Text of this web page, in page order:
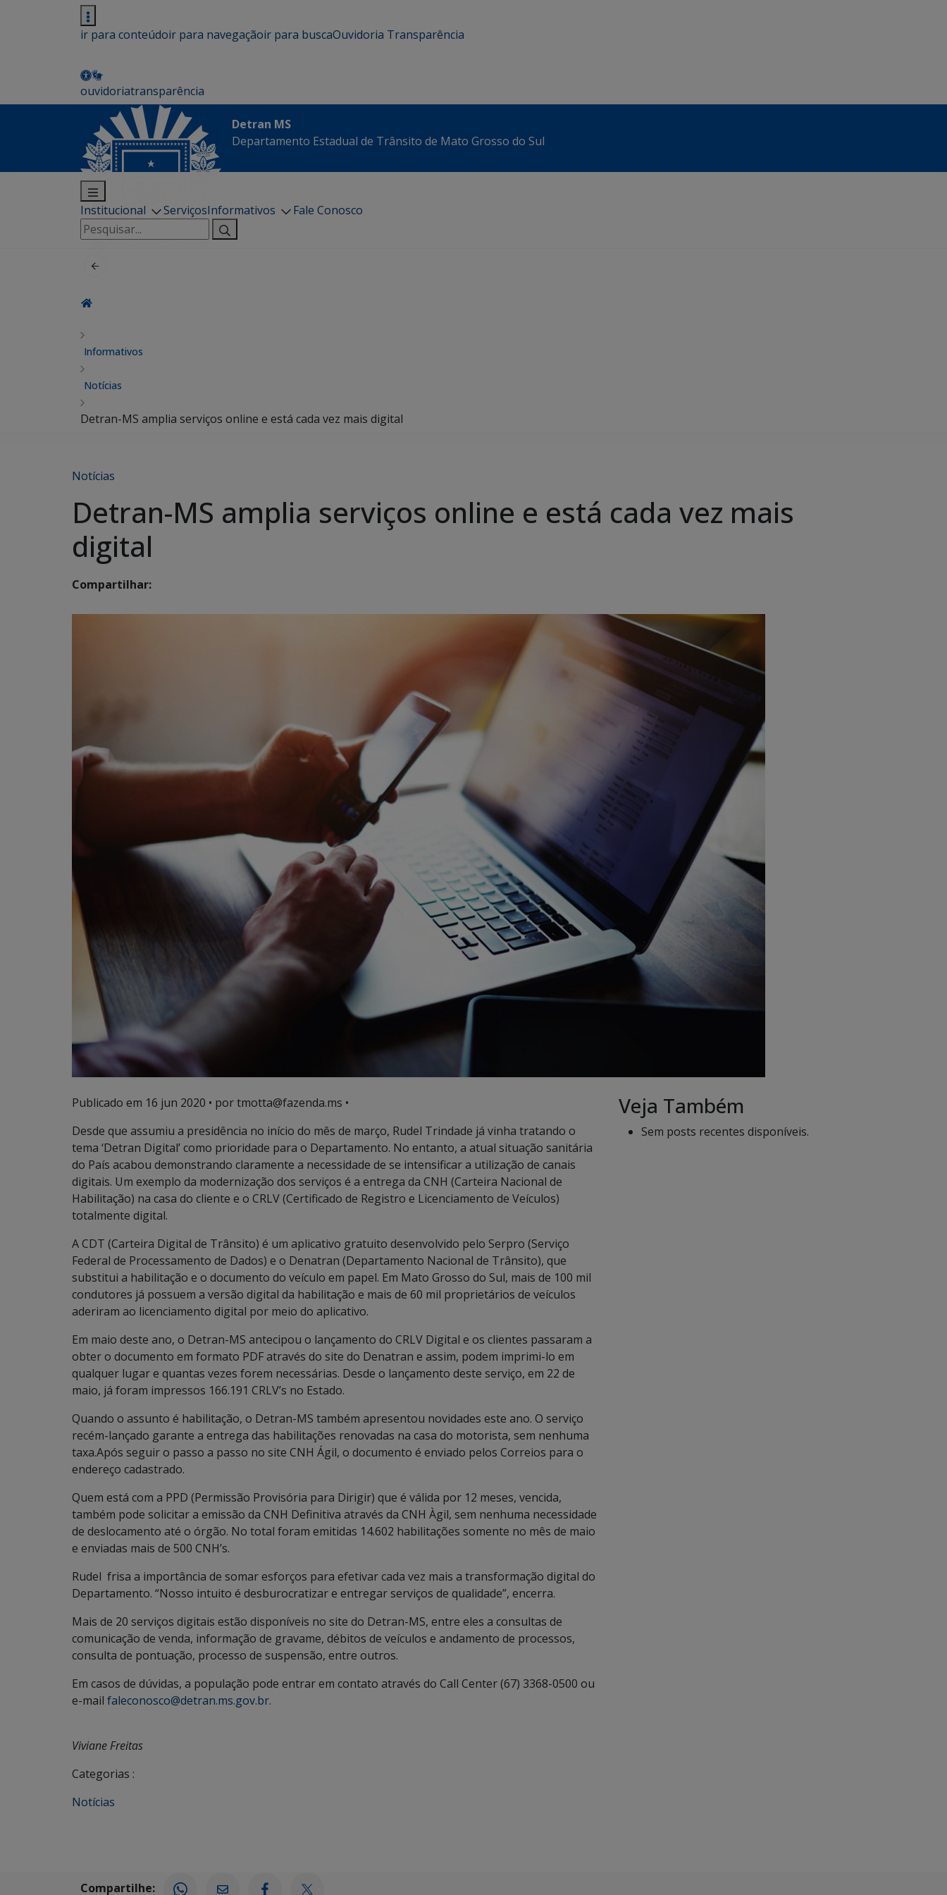
ir para conteúdoir para navegaçãoir para buscaOuvidoria Transparência
ouvidoriatransparência
Detran MS
Departamento Estadual de Trânsito de Mato Grosso do Sul
Institucional ServiçosInformativos
Fale Conosco
Pesquisar
por:
Informativos
Notícias
Detran-MS amplia serviços online e está cada vez mais digital
Notícias
Detran-MS amplia serviços online e está cada vez mais
digital
Compartilhar:
Publicado em 16 jun 2020 • por tmotta@fazenda.ms •
Desde que assumiu a presidência no início do mês de março, Rudel Trindade já vinha tratando o
tema ‘Detran Digital’ como prioridade para o Departamento. No entanto, a atual situação sanitária
do País acabou demonstrando claramente a necessidade de se intensificar a utilização de canais
digitais. Um exemplo da modernização dos serviços é a entrega da CNH (Carteira Nacional de
Habilitação) na casa do cliente e o CRLV (Certificado de Registro e Licenciamento de Veículos)
totalmente digital.
A CDT (Carteira Digital de Trânsito) é um aplicativo gratuito desenvolvido pelo Serpro (Serviço
Federal de Processamento de Dados) e o Denatran (Departamento Nacional de Trânsito), que
substitui a habilitação e o documento do veículo em papel. Em Mato Grosso do Sul, mais de 100 mil
condutores já possuem a versão digital da habilitação e mais de 60 mil proprietários de veículos
aderiram ao licenciamento digital por meio do aplicativo.
Em maio deste ano, o Detran-MS antecipou o lançamento do CRLV Digital e os clientes passaram a
obter o documento em formato PDF através do site do Denatran e assim, podem imprimi-lo em
qualquer lugar e quantas vezes forem necessárias. Desde o lançamento deste serviço, em 22 de
maio, já foram impressos 166.191 CRLV’s no Estado.
Quando o assunto é habilitação, o Detran-MS também apresentou novidades este ano. O serviço
recém-lançado garante a entrega das habilitações renovadas na casa do motorista, sem nenhuma
taxa.Após seguir o passo a passo no site CNH Ágil, o documento é enviado pelos Correios para o
endereço cadastrado.
Quem está com a PPD (Permissão Provisória para Dirigir) que é válida por 12 meses, vencida,
também pode solicitar a emissão da CNH Definitiva através da CNH Àgil, sem nenhuma necessidade
de deslocamento até o órgão. No total foram emitidas 14.602 habilitações somente no mês de maio
e enviadas mais de 500 CNH’s.
Rudel frisa a importância de somar esforços para efetivar cada vez mais a transformação digital do
Departamento. “Nosso intuito é desburocratizar e entregar serviços de qualidade”, encerra.
Mais de 20 serviços digitais estão disponíveis no site do Detran-MS, entre eles a consultas de
comunicação de venda, informação de gravame, débitos de veículos e andamento de processos,
consulta de pontuação, processo de suspensão, entre outros.
Em casos de dúvidas, a população pode entrar em contato através do Call Center (67) 3368-0500 ou
e-mail faleconosco@detran.ms.gov.br.
Viviane Freitas
Categorias :
Notícias
Veja Também
Sem posts recentes disponíveis.
Compartilhe: